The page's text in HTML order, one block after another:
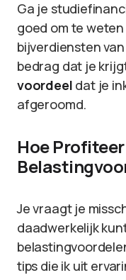
Ga je
goed om te
bijverdiensten
bedrag dat je
voordeel dat je
afgeroomd.
Hoe
Je vraagt je
daadwerkelijk
tips die ik uit